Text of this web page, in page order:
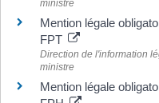
ministre
Mention légale
FPT
Direction de l'information
ministre
Mention légale